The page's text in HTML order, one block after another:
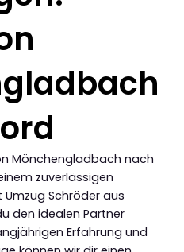
Mönchengladbach nach
zuverlässigen
Schröder aus
den idealen Partner
Erfahrung und